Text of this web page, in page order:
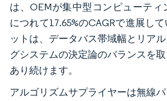
は、OEMが集中型コンピューティ
につれて17.65%のCAGRで進展し
ットは、データバス帯域幅とリア
グシステムの決定論のバランスを
あり続けます。
アルゴリズムサプライヤーは無線